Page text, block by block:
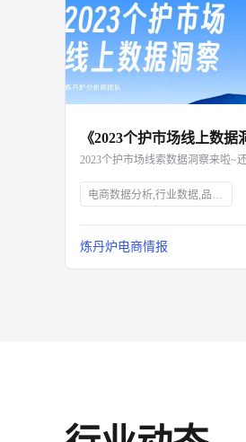
电商数据分析,行业数据,品牌数据,店铺数据,商品数据,炼丹炉,个护市场,口腔护理,身体护理,消费者需求,新锐国货,电商平台,抖音,小红书,气味经济,新媒体营销,全渠道布局,消费洞察,产品升级,细分市场
炼丹炉电商情报